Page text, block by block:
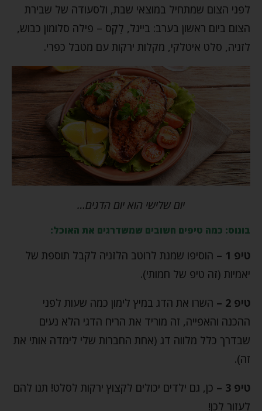
לפני הצום שמתחיל במוצאי שבת, ולסעודה של שבירת
הצום ביום ראשון בערב: בייגל, לַקְס – פילה סלומון כבוש,
לזניה, סלט איטלקי, מקלות ירקות עם מטבל כפרי.
יום שלישי הוא יום הדגים…
בונוס: כמה טיפים חשובים שמשדרגים את האוכל:
טיפ 1 –
הוסיפו שמנת לרוטב הלזניה לקבל תוספת של
יאמיות (זה טיפ של חמותי).
טיפ 2 –
השרו את הדג במיץ לימון כמה שעות לפני
ההכנה והאפייה, זה מוריד את הריח הדגי הלא נעים
שבדרך כלל מלווה דג (אחת החברות שלי לימדה אותי את
זה).
טיפ 3 –
כן, גם ילדים יכולים לקצוץ ירקות לסלט! תנו להם
לעזור לכן!